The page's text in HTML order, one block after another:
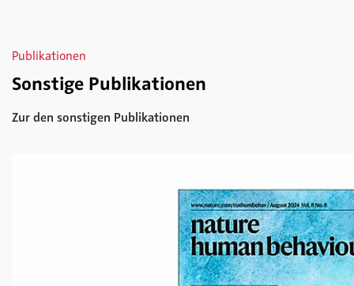
Publikationen
Sonstige Publikationen
Zur den sonstigen Publikationen